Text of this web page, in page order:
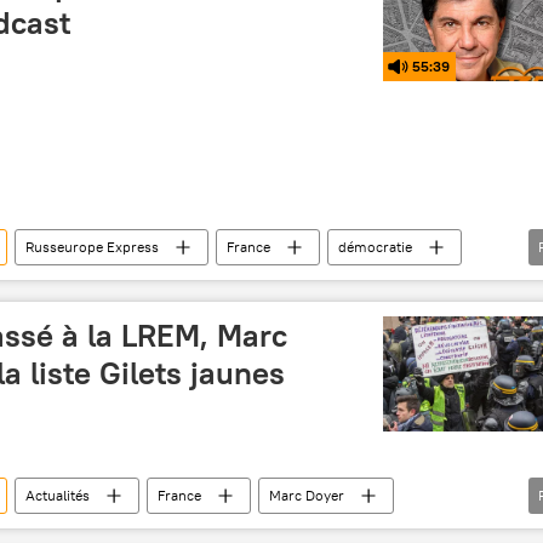
55:39
Russeurope Express France
démocratie
à la LREM, Marc
liste Gilets jaunes
Actualités France
Marc Doyer
gilets jaunes